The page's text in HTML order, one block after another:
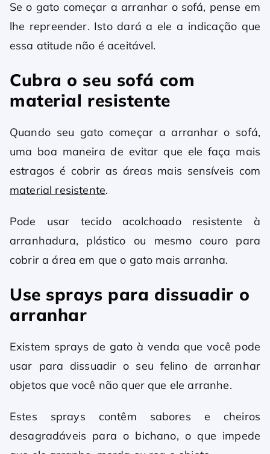
Se o gato começar a arranhar o sofá, pense em
lhe repreender. Isto dará a ele a indicação que
essa atitude não é aceitável.
Cubra o seu sofá com
material resistente
Quando seu gato começar a arranhar o sofá,
uma boa maneira de evitar que ele faça mais
estragos é cobrir as áreas mais sensíveis com
material resistente.
Pode usar tecido acolchoado resistente à
arranhadura, plástico ou mesmo couro para
cobrir a área em que o gato mais arranha.
Use sprays para dissuadir o
arranhar
Existem sprays de gato à venda que você pode
usar para dissuadir o seu felino de arranhar
objetos que você não quer que ele arranhe.
Estes sprays contêm sabores e cheiros
desagradáveis para o bichano, o que impede